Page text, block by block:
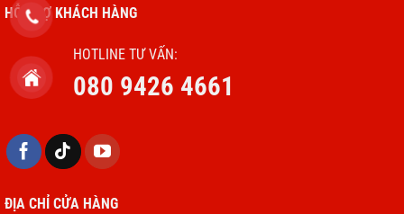
HỖ TRỢ KHÁCH HÀNG
HOTLINE TƯ VẤN:
080 9426 4661
ĐỊA CHỈ CỬA HÀNG